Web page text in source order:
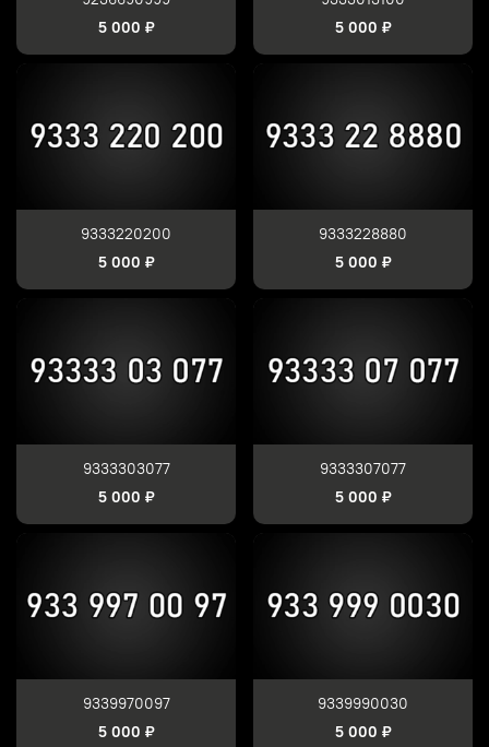
5 000 ₽
5 000 ₽
9333220200
5 000 ₽
9333228880
5 000 ₽
9333303077
5 000 ₽
9333307077
5 000 ₽
9339970097
5 000 ₽
9339990030
5 000 ₽